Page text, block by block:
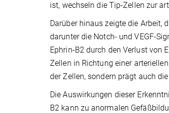
ist, wechseln die Tip-Zellen zur
Darüber hinaus zeigte die Arbeit,
darunter die Notch- und VEGF-
Ephrin-B2 durch den Verlust von
Zellen in Richtung einer
der Zellen, sondern prägt auch
Die Auswirkungen dieser
B2 kann zu anormalen